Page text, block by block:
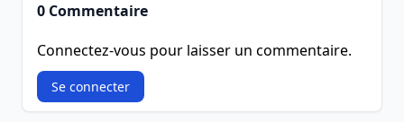
0 Commentaire
Connectez-vous pour laisser un commentaire.
Se connecter